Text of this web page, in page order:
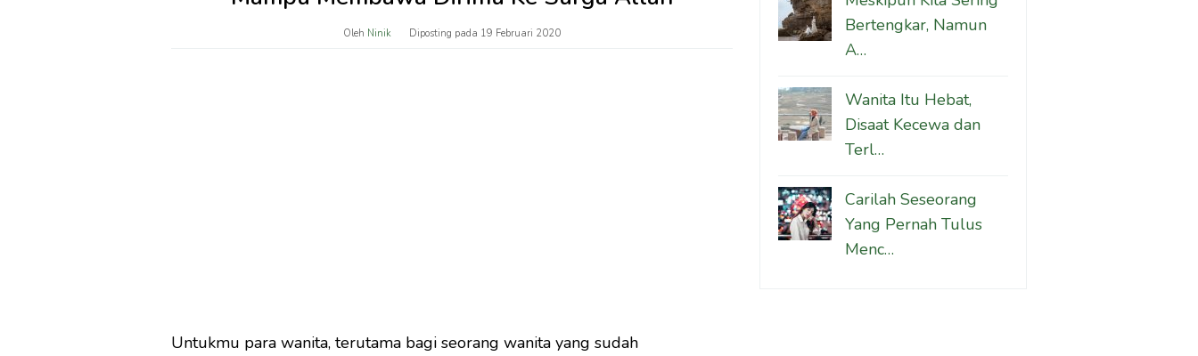
Oleh Ninik Diposting pada 19 Februari 2020
Untukmu para wanita, terutama bagi seorang wanita yang sudah
Bertengkar, Namun
A…
Wanita Itu Hebat,
Disaat Kecewa dan
Terl…
Carilah Seseorang
Yang Pernah Tulus
Menc…